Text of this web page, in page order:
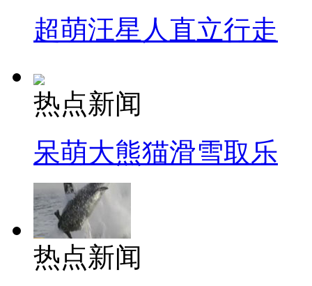
超萌汪星人直立行走
热点新闻
呆萌大熊猫滑雪取乐
热点新闻